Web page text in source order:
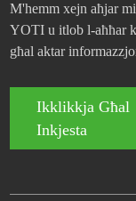
M'hemm xejn aħjar
YOTI u itlob l-aħħar
għal aktar
Ikklikkja Għal
Inkjesta